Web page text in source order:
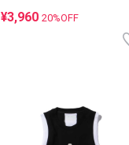
¥3,960 20%OFF